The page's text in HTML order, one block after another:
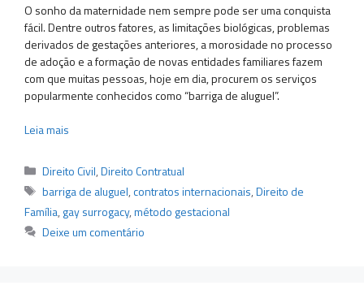
O sonho da maternidade nem sempre pode ser uma conquista
fácil. Dentre outros fatores, as limitações biológicas, problemas
derivados de gestações anteriores, a morosidade no processo
de adoção e a formação de novas entidades familiares fazem
com que muitas pessoas, hoje em dia, procurem os serviços
popularmente conhecidos como “barriga de aluguel”.
Leia mais
Categorias
Direito Civil,Direito Contratual
Tags
barriga de aluguel,contratos internacionais,Direito de
Família, gay surrogacy,método gestacional
Deixe um comentário